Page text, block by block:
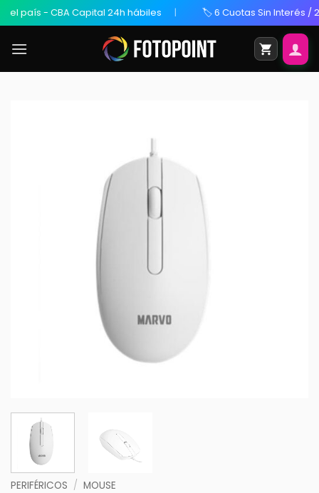
- CBA Capital 24h hábiles 🏷️ 6 Cuotas Sin Interés / 20%
PERIFÉRICOS / MOUSE